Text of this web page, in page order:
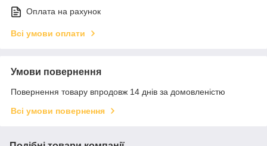
Оплата на рахунок
Всі умови оплати
Умови повернення
Повернення товару впродовж 14 днів за домовленістю
Всі умови повернення